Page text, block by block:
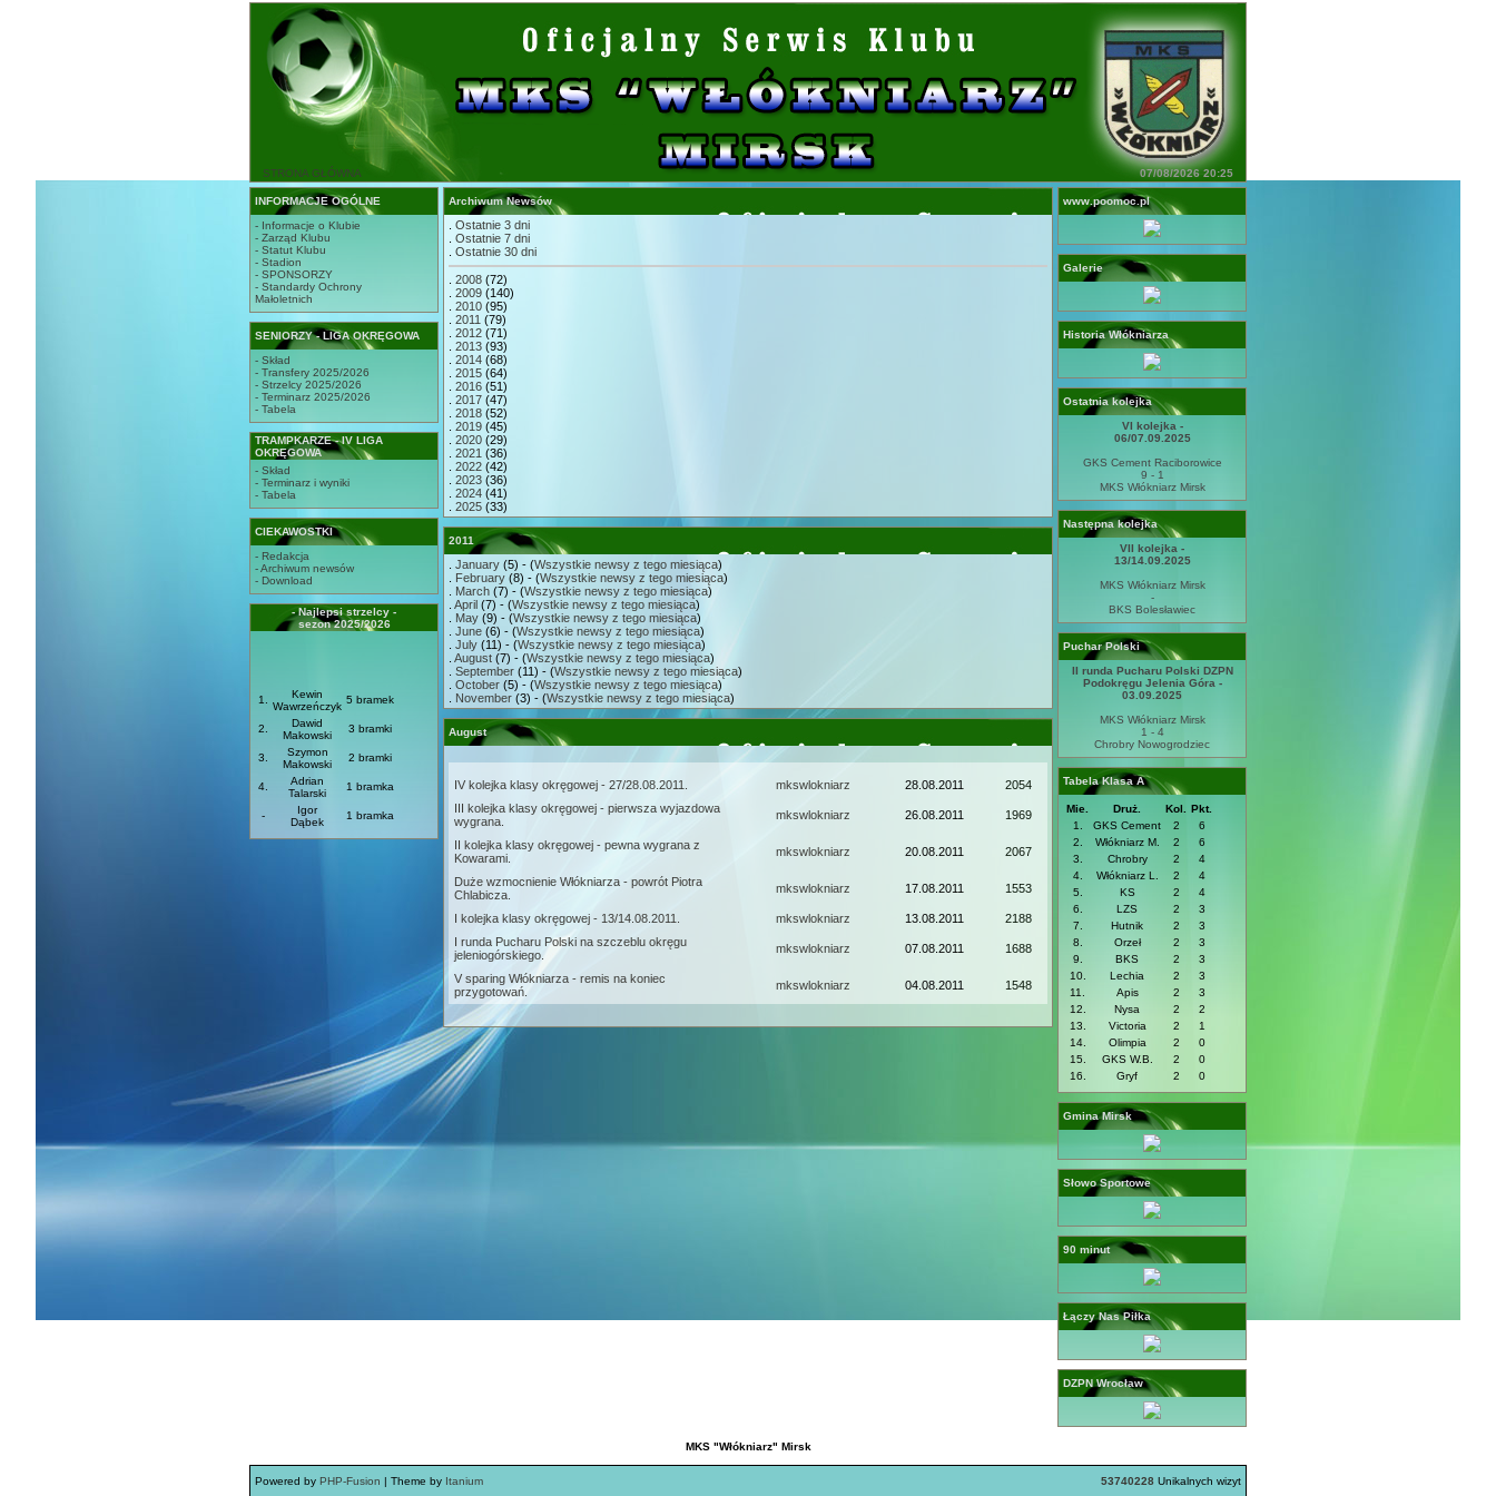
STRONA GŁÓWNA 07/08/2026 20:25
INFORMACJE OGÓLNE
- Informacje o Klubie
- Zarząd Klubu
- Statut Klubu
- Stadion
- SPONSORZY
- Standardy Ochrony
Małoletnich
SENIORZY - LIGA OKRĘGOWA
- Skład
- Transfery 2025/2026
- Strzelcy 2025/2026
- Terminarz 2025/2026
- Tabela
TRAMPKARZE - IV LIGA
OKRĘGOWA
- Skład
- Terminarz i wyniki
- Tabela
CIEKAWOSTKI
- Redakcja
- Archiwum newsów
- Download
- Najlepsi strzelcy -
sezon 2025/2026
1.
Kewin
Wawrzeńczyk
5 bramek
2.
Dawid
Makowski
3 bramki
3.
Szymon
Makowski
2 bramki
4.
Adrian
Talarski
1 bramka
-
Igor
Dąbek
1 bramka
Archiwum Newsów
Ostatnie 3 dni
Ostatnie 7 dni
Ostatnie 30 dni
2008 (72)
2009 (140)
2010 (95)
2011 (79)
2012 (71)
2013 (93)
2014 (68)
2015 (64)
2016 (51)
2017 (47)
2018 (52)
2019 (45)
2020 (29)
2021 (36)
2022 (42)
2023 (36)
2024 (41)
2025 (33)
2011
January (5) - (Wszystkie newsy z tego miesiąca)
February (8) - (Wszystkie newsy z tego miesiąca)
March (7) - (Wszystkie newsy z tego miesiąca)
April (7) - (Wszystkie newsy z tego miesiąca)
May (9) - (Wszystkie newsy z tego miesiąca)
June (6) - (Wszystkie newsy z tego miesiąca)
July (11) - (Wszystkie newsy z tego miesiąca)
August (7) - (Wszystkie newsy z tego miesiąca)
September (11) - (Wszystkie newsy z tego miesiąca)
October (5) - (Wszystkie newsy z tego miesiąca)
November (3) - (Wszystkie newsy z tego miesiąca)
August
IV kolejka klasy okręgowej - 27/28.08.2011. mkswlokniarz 28.08.2011
2054
III kolejka klasy okręgowej - pierwsza wyjazdowa
wygrana.
mkswlokniarz 26.08.2011 1969
II kolejka klasy okręgowej - pewna wygrana z
Kowarami.
mkswlokniarz 20.08.2011 2067
Duże wzmocnienie Włókniarza - powrót Piotra
Chlabicza.
mkswlokniarz 17.08.2011 1553
I kolejka klasy okręgowej - 13/14.08.2011. mkswlokniarz 13.08.2011
2188
I runda Pucharu Polski na szczeblu okręgu
jeleniogórskiego.
mkswlokniarz 07.08.2011 1688
V sparing Włókniarza - remis na koniec
przygotowań.
mkswlokniarz 04.08.2011 1548
www.poomoc.pl
Galerie
Historia Włókniarza
Ostatnia kolejka
VI kolejka -
06/07.09.2025
GKS Cement Raciborowice
9 - 1
MKS Włókniarz Mirsk
Następna kolejka
VII kolejka -
13/14.09.2025
MKS Włókniarz Mirsk
-
BKS Bolesławiec
Puchar Polski
II runda Pucharu Polski DZPN
Podokręgu Jelenia Góra -
03.09.2025
MKS Włókniarz Mirsk
1 - 4
Chrobry Nowogrodziec
Tabela Klasa A
Mie. Druż. Kol.
Pkt.
1.
GKS Cement 2
6
2.
Włókniarz M. 2
6
3.
Chrobry 2
4
4.
Włókniarz L. 2
4
5.
KS 2
4
6.
LZS 2
3
7.
Hutnik 2
3
8.
Orzeł 2
3
9.
BKS 2
3
10.
Lechia 2
3
11.
Apis 2
3
12.
Nysa 2
2
13.
Victoria 2
1
14.
Olimpia 2
0
15.
GKS W.B. 2
0
16.
Gryf 2 0
Gmina Mirsk
Słowo Sportowe
90 minut
Łączy Nas Piłka
DZPN Wrocław
MKS "Włókniarz" Mirsk
Powered by PHP-Fusion | Theme by Itanium 53740228 Unikalnych wizyt